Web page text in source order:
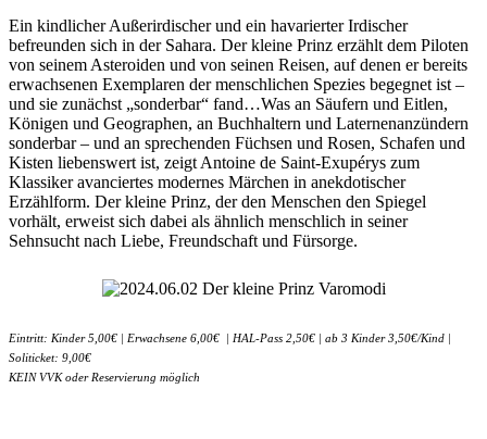
Ein kindlicher Außerirdischer und ein havarierter Irdischer
befreunden sich in der Sahara. Der kleine Prinz erzählt dem Piloten
von seinem Asteroiden und von seinen Reisen, auf denen er bereits
erwachsenen Exemplaren der menschlichen Spezies begegnet ist –
und sie zunächst „sonderbar“ fand…Was an Säufern und Eitlen,
Königen und Geographen, an Buchhaltern und Laternenanzündern
sonderbar – und an sprechenden Füchsen und Rosen, Schafen und
Kisten liebenswert ist, zeigt Antoine de Saint-Exupérys zum
Klassiker avanciertes modernes Märchen in anekdotischer
Erzählform. Der kleine Prinz, der den Menschen den Spiegel
vorhält, erweist sich dabei als ähnlich menschlich in seiner
Sehnsucht nach Liebe, Freundschaft und Fürsorge.
Eintritt: Kinder 5,00€ | Erwachsene 6,00€ | HAL-Pass 2,50€ | ab 3 Kinder 3,50€/Kind |
Soliticket: 9,00€
KEIN VVK oder Reservierung möglich